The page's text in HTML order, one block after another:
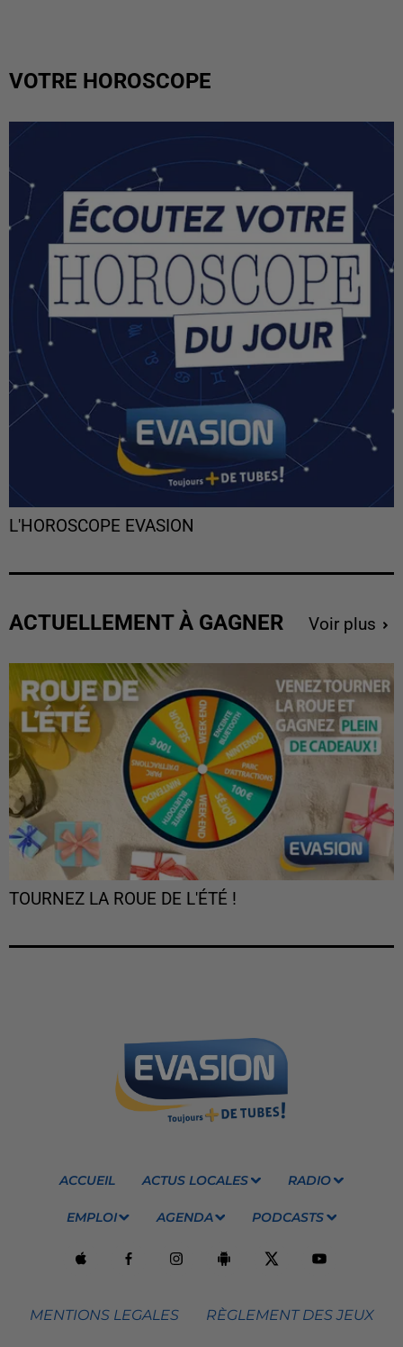
VOTRE HOROSCOPE
L'HOROSCOPE EVASION
ACTUELLEMENT À GAGNER Voir plus
TOURNEZ LA ROUE DE L'ÉTÉ !
ACCUEIL ACTUS LOCALES RADIO
EMPLOI AGENDA PODCASTS
MENTIONS LEGALES RÈGLEMENT DES JEUX